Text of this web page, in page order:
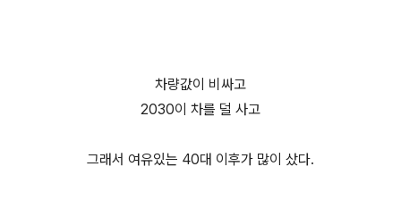
차량값이 비싸고
2030이 차를 덜 사고
그래서 여유있는 40대 이후가 많이 샀다.